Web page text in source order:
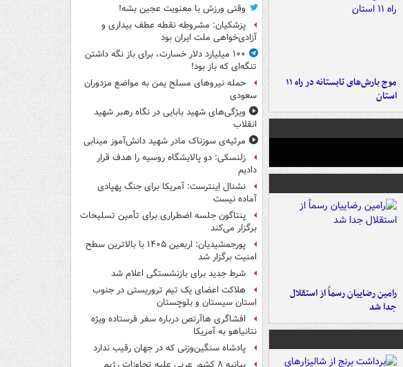
موج بارش‌های تابستانه در راه ۱۱
استان
رامین رضاییان رسماً از استقلال
جدا شد
وقتی ورزش با معنویت عجین بشه!
پزشکیان: مشروطه نقطه عطف بیداری و
آزادی‌خواهی ملت ایران بود
۱۰۰ میلیارد دلار خسارت، برای باز نگه داشتن
تنگه‌ای که باز بود!
حمله نیروهای مسلح یمن به مواضع مزدوران
سعودی
ویژگی‌های شهید بابایی در نگاه رهبر شهید
انقلاب
مرثیه‌ی سوزناک مادر شهید دانش‌آموز مینابی
زلنسکی: دو پالایشگاه روسیه را هدف قرار
دادیم
نشنال اینترست: آمریکا برای جنگ پهپادی
آماده نیست
پنتاگون جلسه اضطراری برای تأمین تسلیحات
برگزار می‌کند
پورجمشیدیان: اربعین ۱۴۰۵ با بالاترین سطح
امنیت برگزار شد
شرط جدید برای بازنشستگی اعلام شد
هلاکت اعضای یک تیم تروریستی در جنوب
استان سیستان و بلوچستان
افشاگری هاآرتص درباره سفر فرستاده ویژه
نتانیاهو به آمریکا
پادشاه سنگین‌وزنی که در جهان رقیب ندارد